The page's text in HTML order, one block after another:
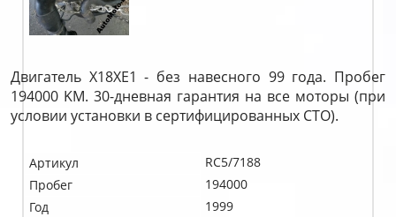
Двигатель X18XE1 - без навесного 99 года. Пробег
194000 KM. 30-дневная гарантия на все моторы (при
условии установки в сертифицированных СТО).
Артикул
RC5/7188
Пробег
194000
Год
1999